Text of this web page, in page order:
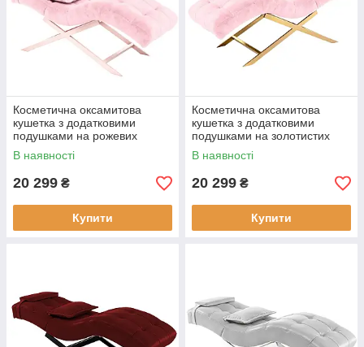
Косметична оксамитова
кушетка з додатковими
подушками на рожевих
ніжках Cozzi STD-R Calissimo
для салону краси Світло-
В наявності
20 299 ₴
Купити
Косметична оксамитова
кушетка з додатковими
подушками на золотистих
ніжках Cozzi STD-R Calissimo
для салону краси Світло-
В наявності
20 299 ₴
Купити